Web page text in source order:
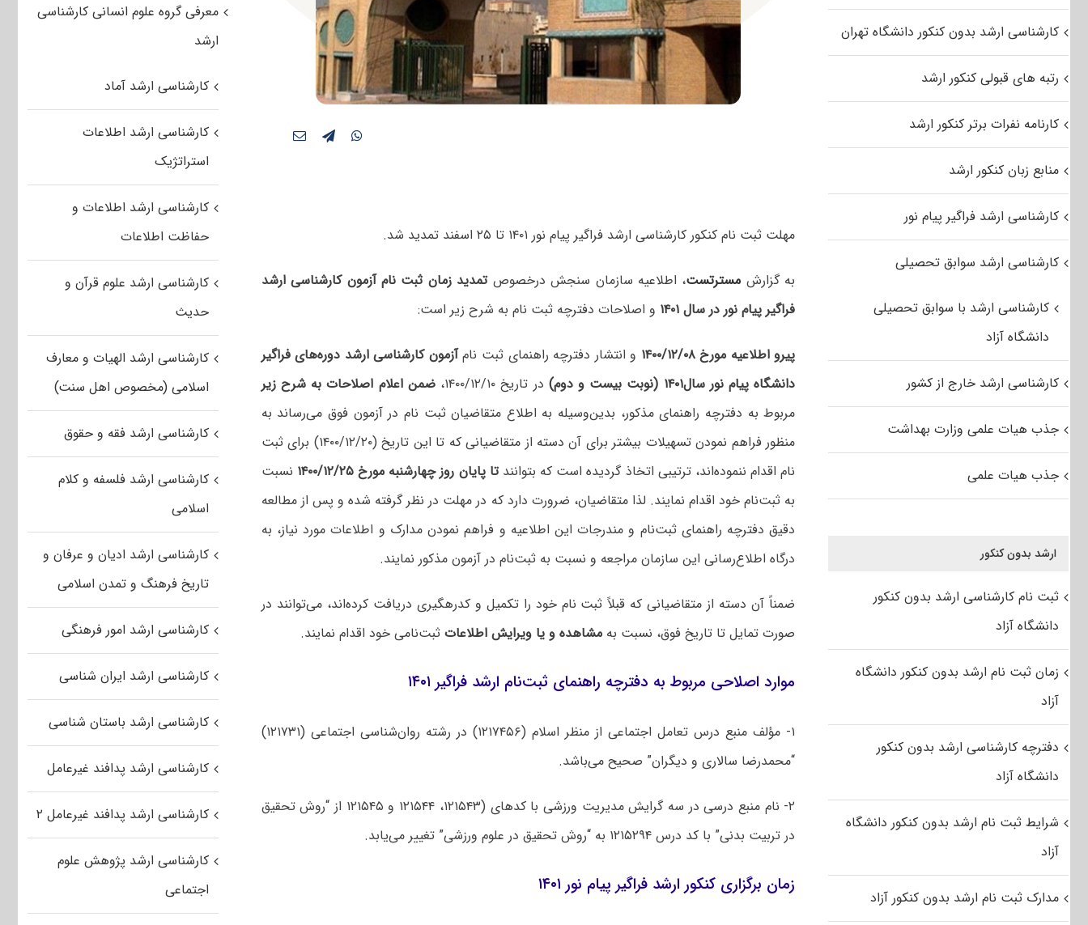
مهلت ثبت نام کنکور کارشناسی ارشد فراگیر پیام نور ۱۴۰۱ تا ۲۵ اسفند تمدید شد.
به گزارش مسترتست، اطلاعیه سازمان سنجش درخصوصتمدید زمان ثبت نام آزمون کارشناسی ارشد
فراگیر پیام نور در سال ‍۱۴۰۱
و اصلاحات دفترچه ثبت نام به شرح زیر است:
پیرو اطلاعیه مورخ ۱۴۰۰/۱۲/۰۸ و انتشار دفترچه راهنمای ثبت نامآزمون کارشناسی ارشد دوره‌های فراگیر
دانشگاه پیام نور سال۱۴۰۱ (نوبت بیست و دوم)
در تاریخ ۱۴۰۰/۱۲/۱۰،
ضمن اعلام اصلاحات به شرح زیر
مربوط به دفترچه راهنمای مذکور، بدین‌وسیله به اطلاع متقاضیان ثبت نام در آزمون فوق می‌رساند به
منظور فراهم نمودن تسهیلات بیشتر برای آن دسته از متقاضیانی که تا این تاریخ (۱۴۰۰/۱۲/۲۰) برای ثبت
نام اقدام ننموده‌اند، ترتیبی اتخاذ گردیده است که بتوانندتا پایان روز چهارشنبه مورخ ۱۴۰۰/۱۲/۲۵
نسبت
به ثبت‌نام خود اقدام نمایند. لذا متقاضیان، ضرورت دارد که در مهلت در نظر گرفته شده و پس از مطالعه
دقیق دفترچه راهنمای ثبت‌‌نام و مندرجات این اطلاعیه و فراهم نمودن مدارک و اطلاعات مورد نیاز، به
درگاه اطلاع‌رسانی این سازمان مراجعه و نسبت به ثبت‌نام در آزمون مذکور نمایند.
ضمناً آن دسته از متقاضیانی که قبلاً ثبت نام خود را تکمیل و کدرهگیری دریافت کرده‌اند، می‌توانند در
صورت تمایل تا تاریخ فوق، نسبت به مشاهده و یا ویرایش اطلاعاتثبت‌نامی خود اقدام نمایند.
موارد اصلاحی مربوط به دفترچه راهنمای ثبت‌نام ارشد فراگیر ۱۴۰۱
۱- مؤلف منبع درس تعامل اجتماعی از منظر اسلام (۱۲۱۷۴۵۶) در رشته روان‌شناسی اجتماعی (۱۲۱۷۳۱)
“محمدرضا سالاری و دیگران” صحیح می‌باشد.
۲- نام منبع درسی در سه گرایش مدیریت ورزشی با کدهای (۱۲۱۵۴۳، ۱۲۱۵۴۴ و ۱۲۱۵۴۵ از “روش تحقیق
در تربیت بدنی” با کد درس ۱۲۱۵۲۹۴ به “روش تحقیق در علوم ورزشی” تغییر می‌یابد.
زمان برگزاری کنکور ارشد فراگیر پیام نور ۱۴۰۱
معرفی گروه علوم انسانی کارشناسی
ارشد
کارشناسی ارشد آماد
کارشناسی ارشد اطلاعات
استراتژیک
کارشناسی ارشد اطلاعات و
حفاظت اطلاعات
کارشناسی ارشد علوم قرآن و
حدیث
کارشناسی ارشد الهیات و معارف
اسلامی (مخصوص اهل سنت)
کارشناسی ارشد فقه و حقوق
کارشناسی ارشد فلسفه و کلام
اسلامی
کارشناسی ارشد ادیان و عرفان و
تاریخ فرهنگ و تمدن اسلامی
کارشناسی ارشد امور فرهنگی
کارشناسی ارشد ایران شناسی
کارشناسی ارشد باستان شناسی
کارشناسی ارشد پدافند غیرعامل
کارشناسی ارشد پدافند غیرعامل ۲
کارشناسی ارشد پژوهش علوم
اجتماعی
کارشناسی ارشد بدون کنکور دانشگاه تهران
رتبه های قبولی کنکور ارشد
کارنامه نفرات برتر کنکور ارشد
منابع زبان کنکور ارشد
کارشناسی ارشد فراگیر پیام نور
کارشناسی ارشد سوابق تحصیلی
کارشناسی ارشد با سوابق تحصیلی
دانشگاه آزاد
کارشناسی ارشد خارج از کشور
جذب هیات علمی وزارت بهداشت
جذب هیات علمی
ارشد بدون کنکور
ثبت نام کارشناسی ارشد بدون کنکور
دانشگاه آزاد
زمان ثبت نام ارشد بدون کنکور دانشگاه
آزاد
دفترچه کارشناسی ارشد بدون کنکور
دانشگاه آزاد
شرایط ثبت نام ارشد بدون کنکور دانشگاه
آزاد
مدارک ثبت نام ارشد بدون کنکور آزاد